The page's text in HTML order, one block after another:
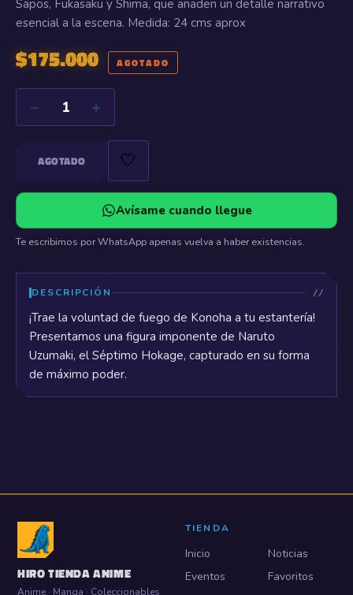
Sapos, Fukasaku y Shima, que añaden un detalle narrativo
esencial a la escena. Medida: 24 cms aprox
$175.000 AGOTADO
− 1 +
AGOTADO 🤍
Avísame cuando llegue
Te escribimos por WhatsApp apenas vuelva a haber existencias.
DESCRIPCIÓN
¡Trae la voluntad de fuego de Konoha a tu estantería!
Presentamos una figura imponente de Naruto
Uzumaki, el Séptimo Hokage, capturado en su forma
de máximo poder.
HIRO TIENDA ANIME
Anime · Manga · Coleccionables
TIENDA
Inicio
Noticias
Eventos
Favoritos